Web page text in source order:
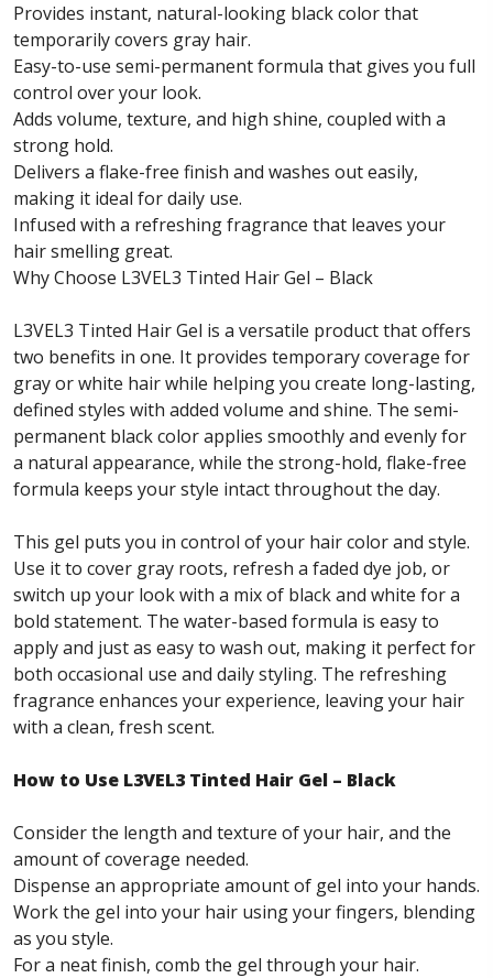
Provides instant, natural-looking black color that
temporarily covers gray hair.
Easy-to-use semi-permanent formula that gives you full
control over your look.
Adds volume, texture, and high shine, coupled with a
strong hold.
Delivers a flake-free finish and washes out easily,
making it ideal for daily use.
Infused with a refreshing fragrance that leaves your
hair smelling great.
Why Choose L3VEL3 Tinted Hair Gel – Black
L3VEL3 Tinted Hair Gel is a versatile product that offers
two benefits in one. It provides temporary coverage for
gray or white hair while helping you create long-lasting,
defined styles with added volume and shine. The semi-
permanent black color applies smoothly and evenly for
a natural appearance, while the strong-hold, flake-free
formula keeps your style intact throughout the day.
This gel puts you in control of your hair color and style.
Use it to cover gray roots, refresh a faded dye job, or
switch up your look with a mix of black and white for a
bold statement. The water-based formula is easy to
apply and just as easy to wash out, making it perfect for
both occasional use and daily styling. The refreshing
fragrance enhances your experience, leaving your hair
with a clean, fresh scent.
How to Use L3VEL3 Tinted Hair Gel – Black
Consider the length and texture of your hair, and the
amount of coverage needed.
Dispense an appropriate amount of gel into your hands.
Work the gel into your hair using your fingers, blending
as you style.
For a neat finish, comb the gel through your hair.